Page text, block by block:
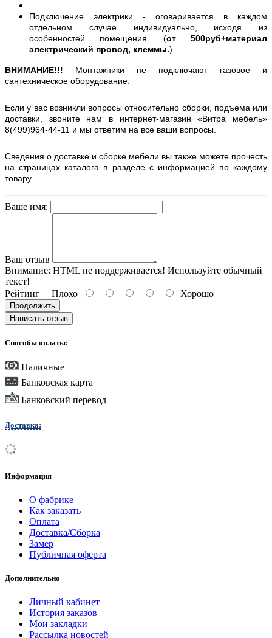
Подключение электрики - оговаривается в каждом
отдельном случае индивидуально, исходя из
особенностей помещения. (от 500руб+материал
электрический провод, клеммы.)
ВНИМАНИЕ!!! Монтажники не подключают газовое и
сантехническое оборудование.
Если у вас возникли вопросы относительно сборки, подъема или
доставки, звоните нам в интернет-магазин «Витра мебель»
8(499)964-44-11 и мы ответим на все ваши вопросы.
Сведения о доставке и сборке мебели вы также можете прочесть
на страницах каталога в разделе с информацией по каждому
товару.
Ваше имя:
Ваш отзыв
Внимание: HTML не поддерживается! Используйте обычный
текст!
Рейтинг Плохо Хорошо
Продолжить
Написать отзыв
Способы оплаты:
Наличные
Банковская карта
Банковский перевод
Доставка:
Информация
О фабрике
Как заказать
Оплата
Доставка/Сборка
Замер
Публичная оферта
Дополнительно
Личный кабинет
История заказов
Мои закладки
Рассылка новостей